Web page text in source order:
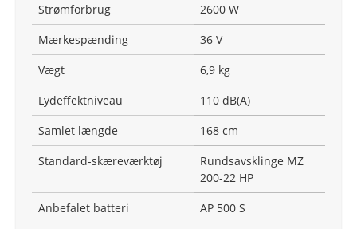
Strømforbrug
2600 W
Mærkespænding
36 V
Vægt
6,9 kg
Lydeffektniveau
110 dB(A)
Samlet længde
168 cm
Standard-skæreværktøj
Rundsavsklinge MZ
200-22 HP
Anbefalet batteri
AP 500 S